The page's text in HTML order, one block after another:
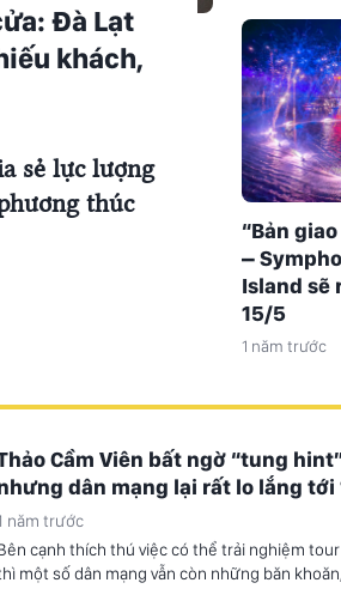
Đà Lạt
khách,
sẻ lực lượng
thúc
“Bản
–
Island sẽ
15/5
1 năm trước
Cầm Viên bất ngờ “tung
dân mạng lại rất lo lắng tới
năm trước
cạnh thích thú việc có thể trải nghiệm tour
một số dân mạng vẫn còn những băn